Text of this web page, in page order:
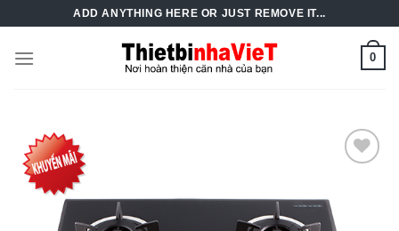
content
ADD ANYTHING HERE OR JUST REMOVE IT...
0